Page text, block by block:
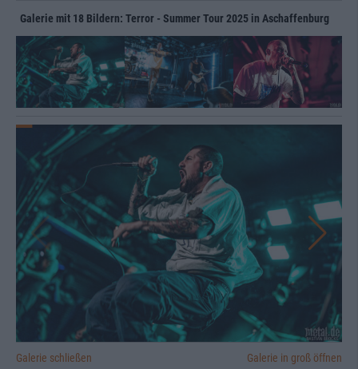
Galerie mit 18 Bildern: Terror - Summer Tour 2025 in Aschaffenburg
Galerie schließen Galerie in groß öffnen